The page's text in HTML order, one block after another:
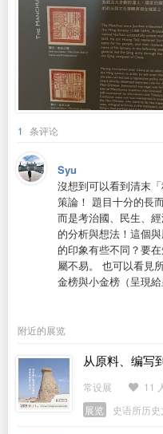
1 条评论
Syu
沒想到可以看到清末
策論！ 題目十分的長
而是考治國、民生、
的分析與想法！這個
的印象有些不同？要
屬不易。 也可以看見
金榜與小金榜（呈現
附近的展览
从原料、编写
常设展 11
展览
史语所历史